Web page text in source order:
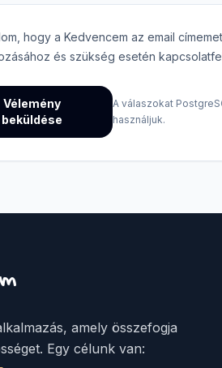
hogy a Kedvencem az email
és szükség esetén
Vélemény
beküldése
A válaszokat
használjuk.
amely összefogja
Egy célunk van: